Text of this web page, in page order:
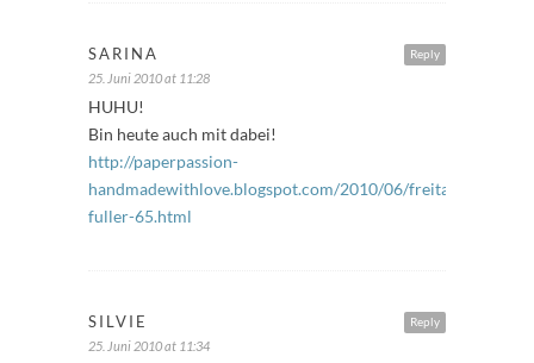
Reply
SARINA
25. Juni 2010 at 11:28
HUHU!
Bin heute auch mit dabei!
http://paperpassion-
handmadewithlove.blogspot.com/2010/06/freitags-
fuller-65.html
Reply
SILVIE
25. Juni 2010 at 11:34